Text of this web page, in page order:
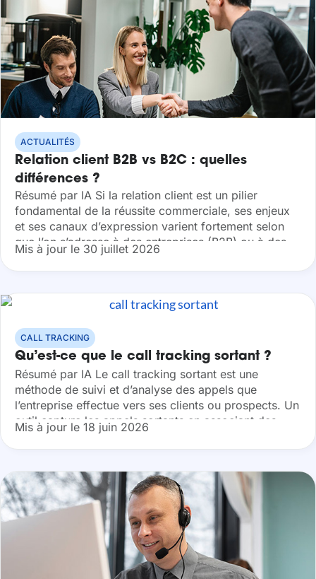
ACTUALITÉS
Relation client B2B vs B2C : quelles
différences ?
Résumé par IA Si la relation client est un pilier
fondamental de la réussite commerciale, ses enjeux
et ses canaux d’expression varient fortement selon
que l’on s’adresse à des entreprises (B2B) ou à des
particuliers (B2C)....
Mis à jour le 30 juillet 2026
CALL TRACKING
Qu’est-ce que le call tracking sortant ?
Résumé par IA Le call tracking sortant est une
méthode de suivi et d’analyse des appels que
l’entreprise effectue vers ses clients ou prospects. Un
outil capture les appels sortants en associant des
données comme le...
Mis à jour le 18 juin 2026